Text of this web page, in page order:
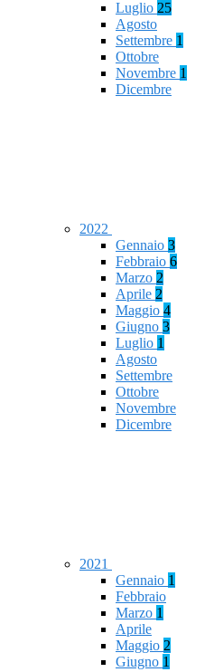
Luglio 25
Agosto
Settembre 1
Ottobre
Novembre 1
Dicembre
2022
Gennaio 3
Febbraio 6
Marzo 2
Aprile 2
Maggio 4
Giugno 3
Luglio 1
Agosto
Settembre
Ottobre
Novembre
Dicembre
2021
Gennaio 1
Febbraio
Marzo 1
Aprile
Maggio 2
Giugno 1